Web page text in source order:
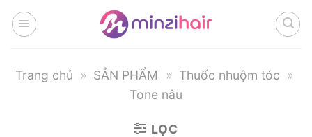
qua
Trang chủ » SẢN PHẨM » Thuốc nhuộm tóc »
Tone nâu
LỌC